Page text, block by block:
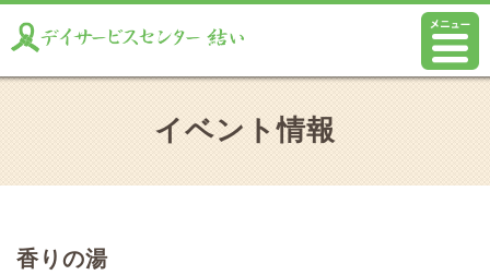
イベント情報
香りの湯